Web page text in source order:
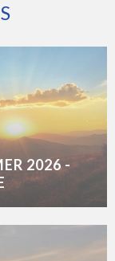
2026 -